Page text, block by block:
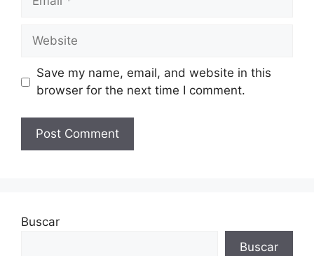
Website
Save my name, email, and website in this
browser for the next time I comment.
Buscar
Buscar